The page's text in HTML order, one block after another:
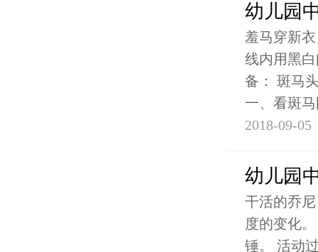
幼儿园
羞马穿新
线内用黑
备： 斑马
一、看斑
2018-09-05
幼儿园
干活的乔
度的变化
锤。 活动